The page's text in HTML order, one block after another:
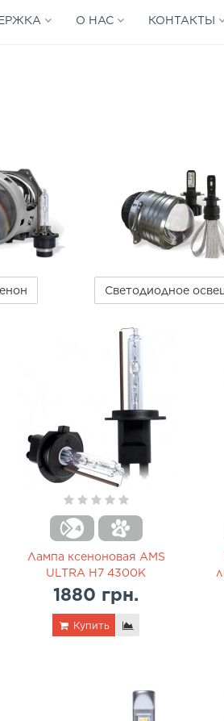
О НАС КОНТАКТЫ
Светодиодное
Лампа ксеноновая AMS
ULTRA H7 4300K
1880 грн.
Купить